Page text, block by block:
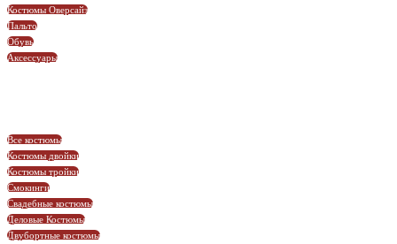
Костюмы Оверсайз
Пальто
Обувь
Аксессуары
Все костюмы
Костюмы двойки
Костюмы тройки
Смокинги
Свадебные костюмы
Деловые Костюмы
Двубортные костюмы